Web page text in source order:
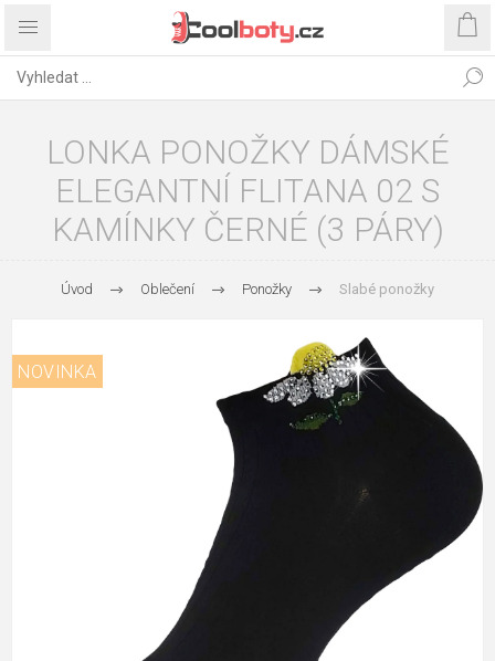
LONKA PONOŽKY DÁMSKÉ
ELEGANTNÍ FLITANA 02 S
KAMÍNKY ČERNÉ (3 PÁRY)
Úvod Oblečení Ponožky Slabé ponožky
NOVINKA